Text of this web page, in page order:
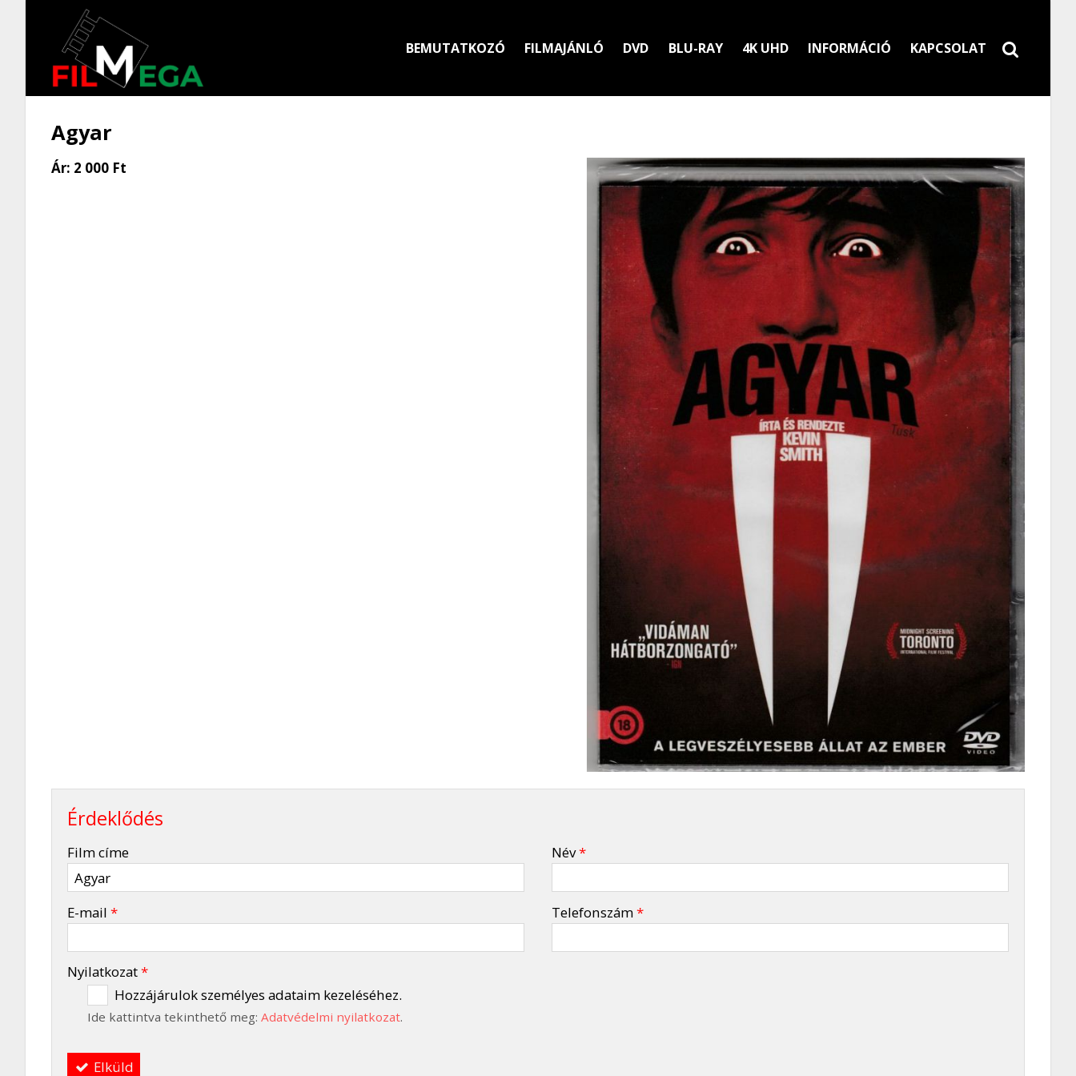
BEMUTATKOZÓ FILMAJÁNLÓ DVD BLU-RAY 4K UHD INFORMÁCIÓ KAPCSOLAT
Agyar
Ár: 2 000 Ft
Érdeklődés
Film címe Név*
E-mail * Telefonszám*
Nyilatkozat*
Hozzájárulok személyes adataim kezeléséhez.
Ide kattintva tekinthető meg:Adatvédelmi nyilatkozat.
Elküld